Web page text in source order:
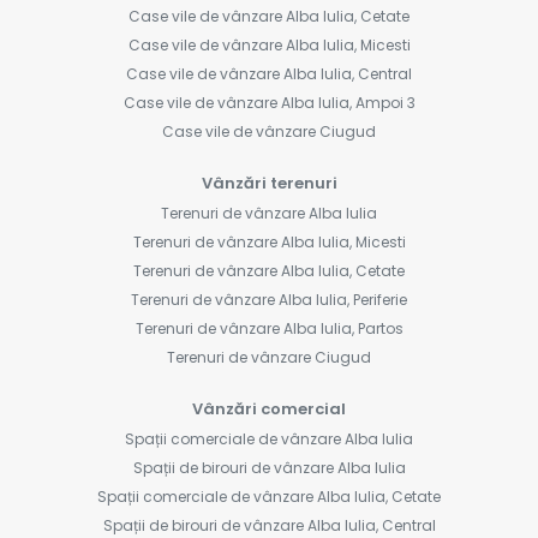
Case vile de vânzare Alba Iulia, Cetate
Case vile de vânzare Alba Iulia, Micesti
Case vile de vânzare Alba Iulia, Central
Case vile de vânzare Alba Iulia, Ampoi 3
Case vile de vânzare Ciugud
Vânzări terenuri
Terenuri de vânzare Alba Iulia
Terenuri de vânzare Alba Iulia, Micesti
Terenuri de vânzare Alba Iulia, Cetate
Terenuri de vânzare Alba Iulia, Periferie
Terenuri de vânzare Alba Iulia, Partos
Terenuri de vânzare Ciugud
Vânzări comercial
Spații comerciale de vânzare Alba Iulia
Spații de birouri de vânzare Alba Iulia
Spații comerciale de vânzare Alba Iulia, Cetate
Spații de birouri de vânzare Alba Iulia, Central